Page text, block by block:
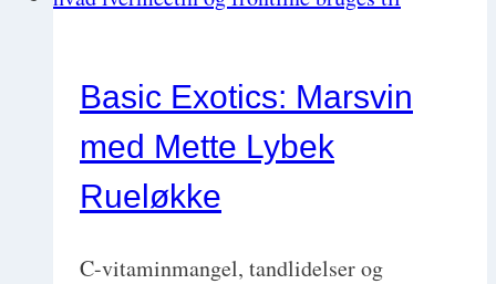
Basic Exotics: Marsvin
med Mette Lybek
Rueløkke
C-vitaminmangel, tandlidelser og